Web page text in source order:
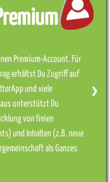
Premium-Account. Für
erhältst Du Zugriff auf
und viele
unterstützt Du
von freien
und Inhalten (z.B. neue
als Ganzes
❯